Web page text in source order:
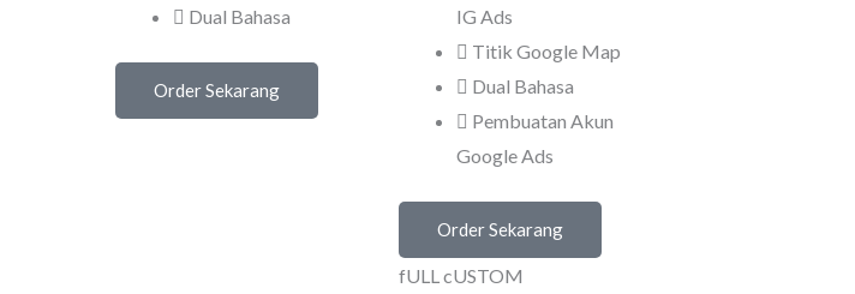
Dual Bahasa
Order Sekarang
IG Ads
Titik Google Map
Dual Bahasa
Pembuatan Akun
Google Ads
Order Sekarang
fULL cUSTOM